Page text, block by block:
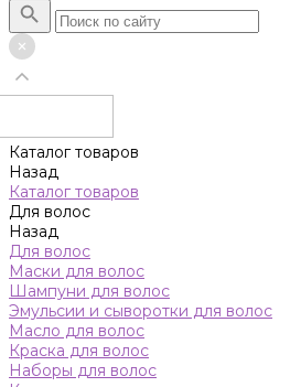
Каталог товаров
Назад
Каталог товаров
Для волос
Назад
Для волос
Маски для волос
Шампуни для волос
Эмульсии и сыворотки для волос
Масло для волос
Краска для волос
Наборы для волос